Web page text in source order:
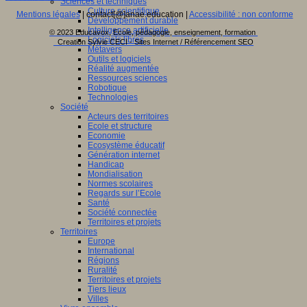
Culture scientifique
Développement durable
Intelligence artificielle
Logiciels libres
Métavers
Outils et logiciels
Réalité augmentée
Ressources sciences
Robotique
Technologies
Société
Acteurs des territoires
Ecole et structure
Economie
Ecosystème éducatif
Génération internet
Handicap
Mondialisation
Normes scolaires
Regards sur l’Ecole
Santé
Société connectée
Territoires et projets
Territoires
Europe
International
Régions
Ruralité
Territoires et projets
Tiers lieux
Villes
Mentions légales| contact[@]anae.education | Accessibilité : non conforme
© 2023 Educavox, Ecole, pédagogie, enseignement, formation
Creation Sylvie CECI - Sites Internet / Référencement SEO